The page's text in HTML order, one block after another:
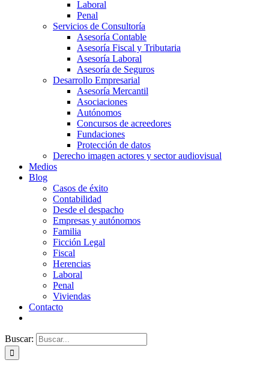
Laboral
Penal
Servicios de Consultoría
Asesoría Contable
Asesoría Fiscal y Tributaria
Asesoría Laboral
Asesoría de Seguros
Desarrollo Empresarial
Asesoría Mercantil
Asociaciones
Autónomos
Concursos de acreedores
Fundaciones
Protección de datos
Derecho imagen actores y sector audiovisual
Medios
Blog
Casos de éxito
Contabilidad
Desde el despacho
Empresas y autónomos
Familia
Ficción Legal
Fiscal
Herencias
Laboral
Penal
Viviendas
Contacto
Buscar: